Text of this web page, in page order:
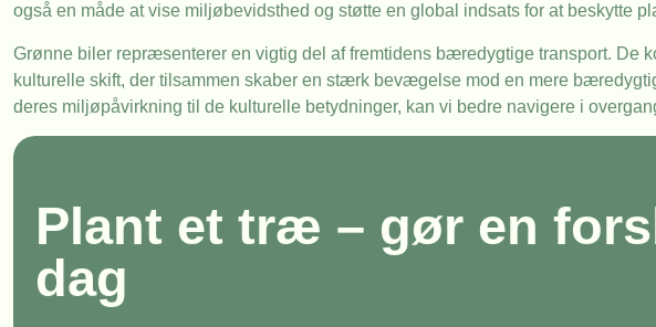
også en måde at vise miljøbevidsthed og støtte en global indsats for at beskytte
Grønne biler repræsenterer en vigtig del af fremtidens bæredygtige transport. De
kulturelle skift, der tilsammen skaber en stærk bevægelse mod en mere
deres miljøpåvirkning til de kulturelle betydninger, kan vi bedre navigere i
Plant et træ – gør en
dag